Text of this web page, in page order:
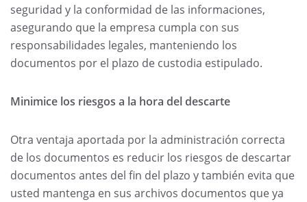
seguridad y la conformidad de las informaciones,
asegurando que la empresa cumpla con sus
responsabilidades legales, manteniendo los
documentos por el plazo de custodia estipulado.
Minimice los riesgos a la hora del descarte
Otra ventaja aportada por la administración correcta
de los documentos es reducir los riesgos de descartar
documentos antes del fin del plazo y también evita que
usted mantenga en sus archivos documentos que ya